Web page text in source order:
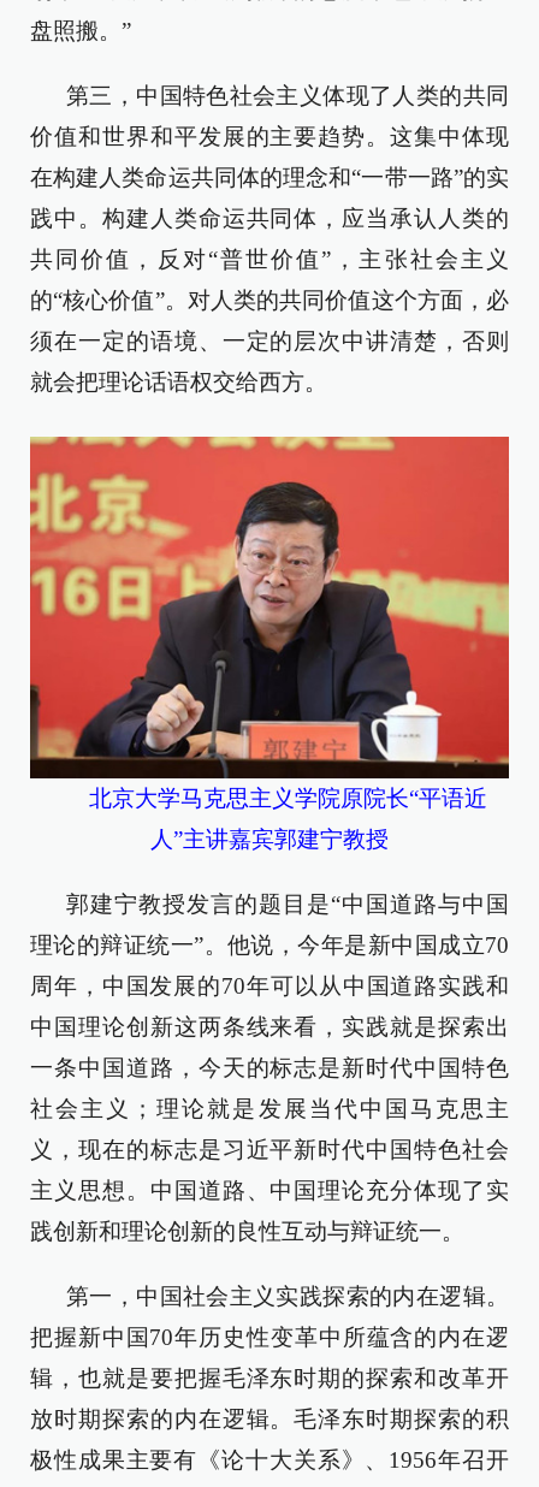
盘照搬。”
第三，中国特色社会主义体现了人类的共同
价值和世界和平发展的主要趋势。这集中体现
在构建人类命运共同体的理念和“一带一路”的实
践中。构建人类命运共同体，应当承认人类的
共同价值，反对“普世价值”，主张社会主义
的“核心价值”。对人类的共同价值这个方面，必
须在一定的语境、一定的层次中讲清楚，否则
就会把理论话语权交给西方。
北京大学马克思主义学院原院长“平语近
人”主讲嘉宾郭建宁教授
郭建宁教授发言的题目是“中国道路与中国
理论的辩证统一”。他说，今年是新中国成立70
周年，中国发展的70年可以从中国道路实践和
中国理论创新这两条线来看，实践就是探索出
一条中国道路，今天的标志是新时代中国特色
社会主义；理论就是发展当代中国马克思主
义，现在的标志是习近平新时代中国特色社会
主义思想。中国道路、中国理论充分体现了实
践创新和理论创新的良性互动与辩证统一。
第一，中国社会主义实践探索的内在逻辑。
把握新中国70年历史性变革中所蕴含的内在逻
辑，也就是要把握毛泽东时期的探索和改革开
放时期探索的内在逻辑。毛泽东时期探索的积
极性成果主要有《论十大关系》、1956年召开